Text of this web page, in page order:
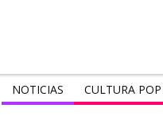
NOTICIAS CULTURA POP